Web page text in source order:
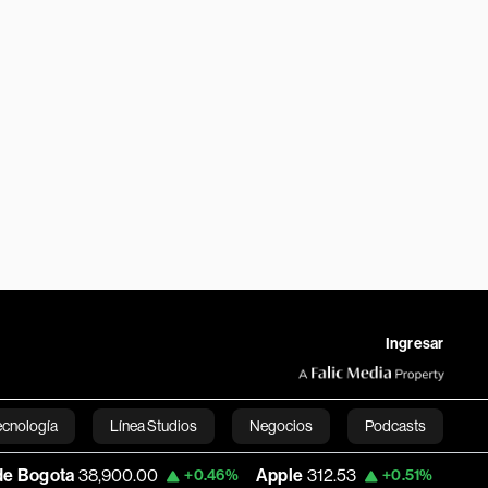
Ingresar
Línea Studios Negocios Podcasts
English +0.46% Apple 312.53 +0.51% USD COP